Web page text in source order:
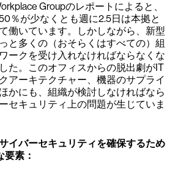
Groupのレポートによると、
％が少なくとも週に2.5日は本拠と
働いています。しかしながら、新型
と多くの（おそらくはすべての）組
ークを受け入れなければならなくな
た。このオフィスからの脱出劇がIT
アーキテクチャー、機器のサプライ
かにも、組織が検討しなければなら
セキュリティ上の問題が生じていま
イバーセキュリティを確保するため
素：